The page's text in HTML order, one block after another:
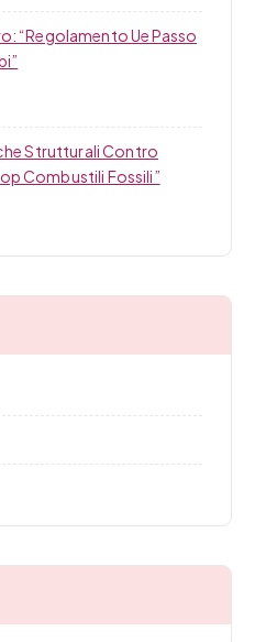
“Regolamento Ue Passo
Strutturali Contro
Combustili Fossili”